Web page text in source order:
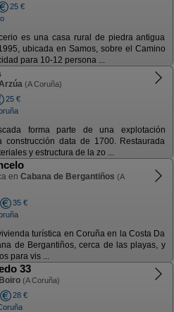
25 €
es una casa rural de piedra antigua
ubicada en Samos, sobre el Camino
para 10-12 persona ...
(A Coruña)
25 €
forma parte de una explotación
construcción data de 1700. Restaurada
y estructura de la zo ...
en Cabana de Bergantiños (A
35 €
turística en Coruña en la Costa Da
de Bergantiños, cerca de las playas, y
para vis ...
33
Boiro (A Coruña)
28 €